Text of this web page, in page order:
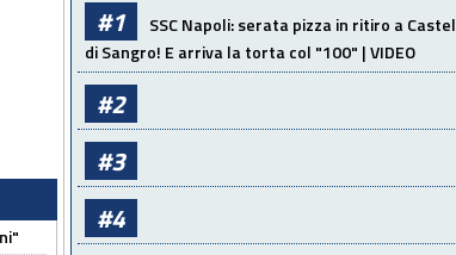
#1
SSC Napoli: serata pizza in ritiro a Castel
di Sangro! E arriva la torta col "100" | VIDEO
#2
#3
#4